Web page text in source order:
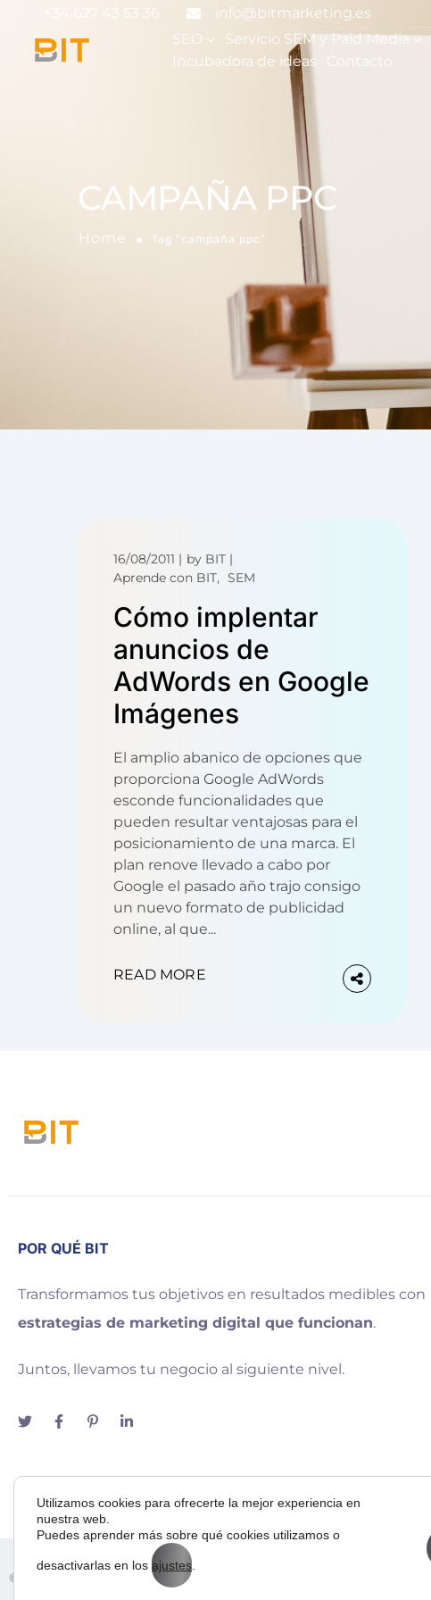
+34 627 43 53 36
info@bitmarketing.es
SEO
Servicio SEM y Paid Media
Incubadora de ideas
Contacto
CAMPAÑA PPC
Home Tag "campaña ppc"
16/08/2011 by BIT
Aprende con BIT
SEM
Cómo implentar
anuncios de
AdWords en Google
Imágenes
El amplio abanico de opciones que
proporciona Google AdWords
esconde funcionalidades que
pueden resultar ventajosas para el
posicionamiento de una marca. El
plan renove llevado a cabo por
Google el pasado año trajo consigo
un nuevo formato de publicidad
online, al que...
READ MORE
POR QUÉ BIT
Transformamos tus objetivos en resultados medibles con
estrategias de marketing digital que funcionan.
Juntos, llevamos tu negocio al siguiente nivel.
© 2025 — Bit Way To Human Slu. desarrollado por
Utilizamos cookies para ofrecerte la mejor experiencia en
nuestra web.
Puedes aprender más sobre qué cookies utilizamos o
desactivarlas en los ajustes